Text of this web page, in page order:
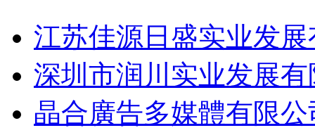
江苏佳源日盛实业发
深圳市润川实业发展
晶合廣告多媒體有限公